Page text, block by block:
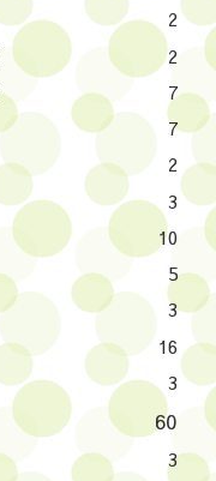
2
2
7
7
2
3
10
5
3
16
3
60
3